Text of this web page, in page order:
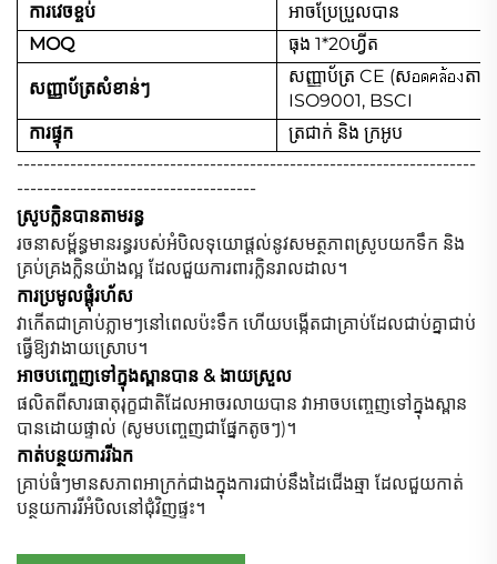
ការវេចខ្ចប់
អាចប្រែប្រួលបាន
MOQ
ធុង 1*20ហ្វីត
សញ្ញាប័ត្រសំខាន់ៗ
សញ្ញាប័ត្រ CE (សอดคล้องតា
ISO9001, BSCI
ការផ្ទុក
ត្រជាក់ និង ក្រអូប
---------------------------------------------------------------------
------------------------------------
ស្រូបក្លិនបានតាមរន្ធ
រចនាសម្ព័ន្ធមានរន្ធរបស់អំបិលទុយោផ្តល់នូវសមត្ថភាព​ស្រូបយកទឹក និង
គ្រប់គ្រងក្លិន​យ៉ាងល្អ ដែល​ជួយ​ការពារ​ក្លិន​រាលដាល។
ការប្រមូលផ្តុំរហ័ស
វាកើតជាគ្រាប់​ភ្លាមៗ​នៅពេល​ប៉ះ​ទឹក ហើយ​បង្កើត​ជា​គ្រាប់​ដែល​ជាប់​គ្នាជាប់
ធ្វើ​ឱ្យ​វា​ងាយ​ស្រោប។
អាចបញ្ចេញទៅក្នុងស្ពានបាន & ងាយស្រួល
ផលិតពីសារធាតុរុក្ខជាតិដែលអាចរលាយបាន វាអាចបញ្ចេញទៅក្នុងស្ពាន
បានដោយផ្ទាល់ (សូមបញ្ចេញជាផ្នែកតូចៗ)។
កាត់បន្ថយការរីឯក
គ្រាប់ធំៗមាន​សភាព​អាក្រក់​ជាង​ក្នុង​ការ​ជាប់​នឹង​ដៃ​ជើង​ឆ្មា ដែល​ជួយ​កាត់​
បន្ថយ​ការ​រី​អំបិល​នៅ​ជុំវិញ​ផ្ទះ។